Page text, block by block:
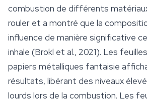
combustion de différents
rouler et a montré que la
influence de manière significative
inhale (Brokl et al., 2021). Les
papiers métalliques fantaisie
résultats, libérant des niveaux
lourds lors de la combustion. Les